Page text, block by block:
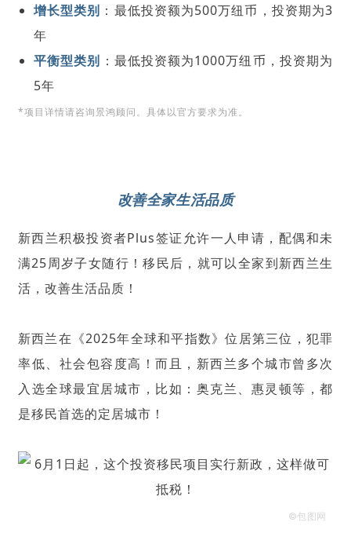
增长型类别 ：最低投资额为500万纽币，投资期为3
年
平衡型类别 ：最低投资额为1000万纽币，投资期为
5年
*项目详情请咨询景鸿顾问。具体以官方要求为准。
改善全家生活品质
新西兰积极投资者Plus签证允许一人申请，配偶和未
满25周岁子女随行！移民后，就可以全家到新西兰生
活，改善生活品质！
新西兰在《2025年全球和平指数》位居第三位，犯罪
率低、社会包容度高！而且，新西兰多个城市曾多次
入选全球最宜居城市，比如：奥克兰、惠灵顿等，都
是移民首选的定居城市！
©包图网